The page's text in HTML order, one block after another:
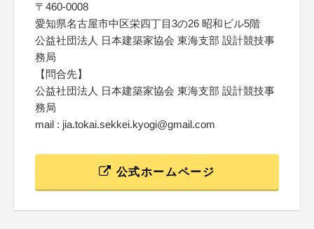
〒460-0008
愛知県名古屋市中区栄四丁目3の26 昭和ビル5階
公益社団法人 日本建築家協会 東海支部 設計競技事
務局
【問合先】
公益社団法人 日本建築家協会 東海支部 設計競技事
務局
mail : jia.tokai.sekkei.kyogi@gmail.com
公式ホームページ